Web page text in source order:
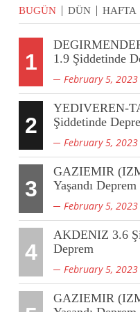
BUGÜN DÜN HAFTA
1
1.9 Şiddetinde
February 5, 2023
2
YEDIVEREN-
Şiddetinde
February 5, 2023
3
GAZIEMIR
Yaşandı Deprem
February 5, 2023
4
AKDENIZ 3.6
Deprem
February 5, 2023
GAZIEMIR